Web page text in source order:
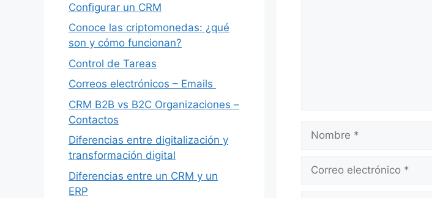
electrónico
Configurar un CRM
Conoce las criptomonedas: ¿qué
son y cómo funcionan?
Control de Tareas
Correos electrónicos – Emails
CRM B2B vs B2C Organizaciones –
Contactos
Diferencias entre digitalización y
transformación digital
Diferencias entre un CRM y un
ERP